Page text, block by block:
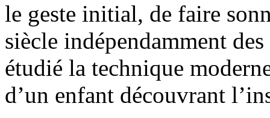
le geste initial, de faire
siècle indépendamment
étudié la technique
d’un enfant découvrant